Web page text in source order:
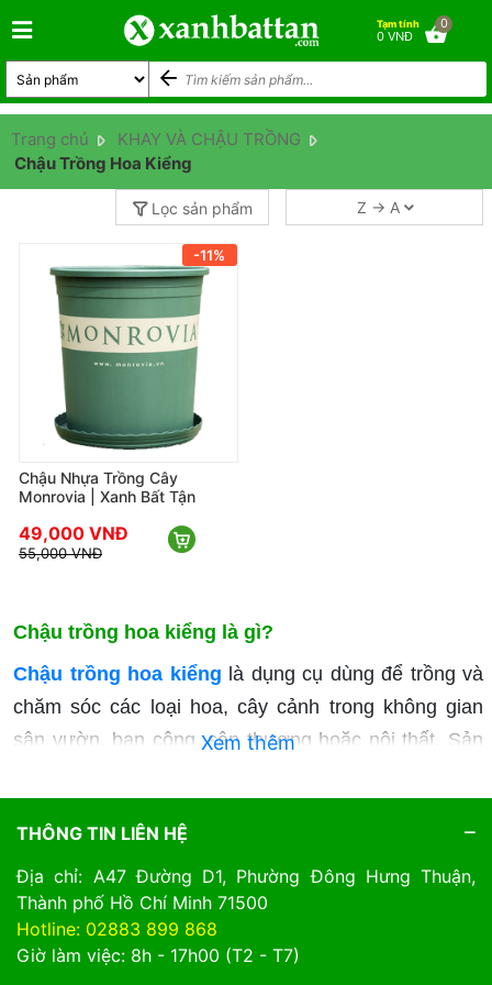
0
Tạm tính
0 VNĐ
Trang chủ
KHAY VÀ CHẬU TRỒNG
Chậu Trồng Hoa Kiểng
Lọc sản phẩm Z → A
-11%
Chậu Nhựa Trồng Cây
Monrovia | Xanh Bất Tận
49,000 VNĐ
55,000 VNĐ
Chậu trồng hoa kiểng là gì?
Chậu trồng hoa kiểng là dụng cụ dùng để trồng và
chăm sóc các loại hoa, cây cảnh trong không gian
sân vườn, ban công, sân thượng hoặc nội thất. Sản
thời tạo điều kiện thuận lợi cho cây sinh trưởng.
nhiều kiểu dáng, kích thước và chất liệu khác nhau
để đáp ứng đa dạng nhu cầu sử dụng.
Xem thêm
THÔNG TIN LIÊN HỆ
Địa chỉ: A47 Đường D1, Phường Đông Hưng Thuận,
Thành phố Hồ Chí Minh 71500
Hotline: 02883 899 868
Giờ làm việc: 8h - 17h00 (T2 - T7)